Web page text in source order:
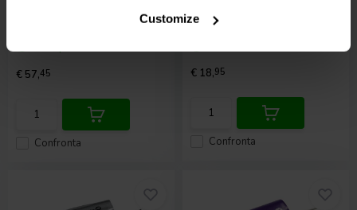
Customize
Confronta
€ 57,45
klantbeoordelingen
Confronta
€ 18,95